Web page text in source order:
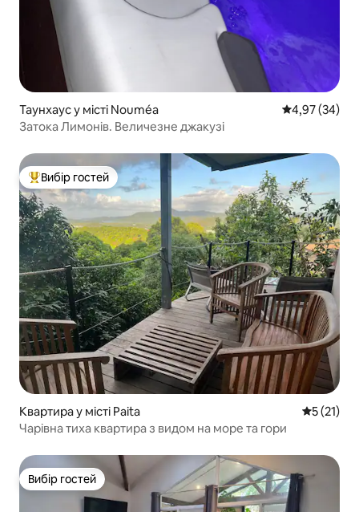
Таунхаус у місті Nouméa Середня
4,97 (34)
Затока Лимонів. Величезне джакузі
Топ вибір гостей
Вибір гостей
Квартира у місті Paita Середня
5 (21)
Чарівна тиха квартира з видом на море та гори
Вибір гостей
Вибір гостей